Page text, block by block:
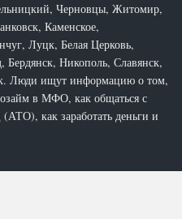
Черновцы, Житомир,
Каменское,
Луцк, Белая Церковь,
Никополь, Славянск,
Люди ищут информацию о том,
в МФО, как общаться с
как заработать деньги и